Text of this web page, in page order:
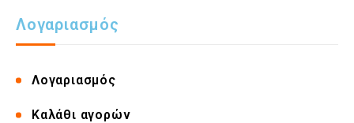
Λογαριασμός
Λογαριασμός
Καλάθι αγορών